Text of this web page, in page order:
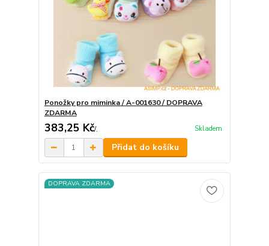
Ponožky pro miminka / A-001630 / DOPRAVA
ZDARMA
383,25 Kč/. Skladem
Přidat do košíku
DOPRAVA ZDARMA